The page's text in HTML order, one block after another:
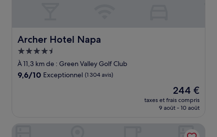
Archer Hotel Napa
Archer Hotel Napa
Hébergement
4.5 étoiles
À 11,3 km de : Green Valley Golf Club
9.6
9,6/10 Exceptionnel (1 304 avis)
Le
nouveau
prix
de
244 €
244 €
taxes et frais compris
9 août - 10 août